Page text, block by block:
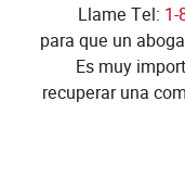
Llame Tel: 1-
para que un
Es muy
recuperar una